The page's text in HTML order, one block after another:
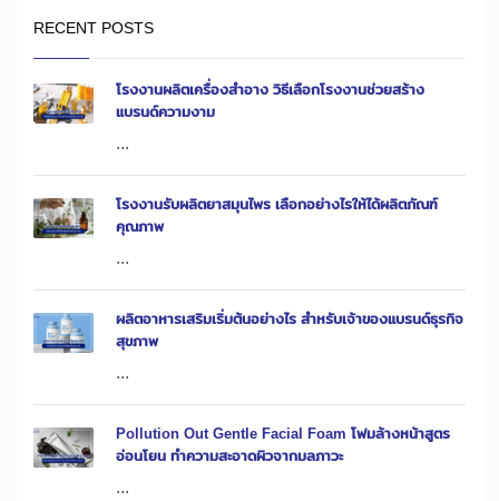
RECENT POSTS
โรงงานผลิตเครื่องสำอาง วิธีเลือกโรงงานช่วยสร้าง
แบรนด์ความงาม
...
โรงงานรับผลิตยาสมุนไพร เลือกอย่างไรให้ได้ผลิตภัณฑ์
คุณภาพ
...
ผลิตอาหารเสริมเริ่มต้นอย่างไร สำหรับเจ้าของแบรนด์ธุรกิจ
สุขภาพ
...
Pollution Out Gentle Facial Foam โฟมล้างหน้าสูตร
อ่อนโยน ทำความสะอาดผิวจากมลภาวะ
...